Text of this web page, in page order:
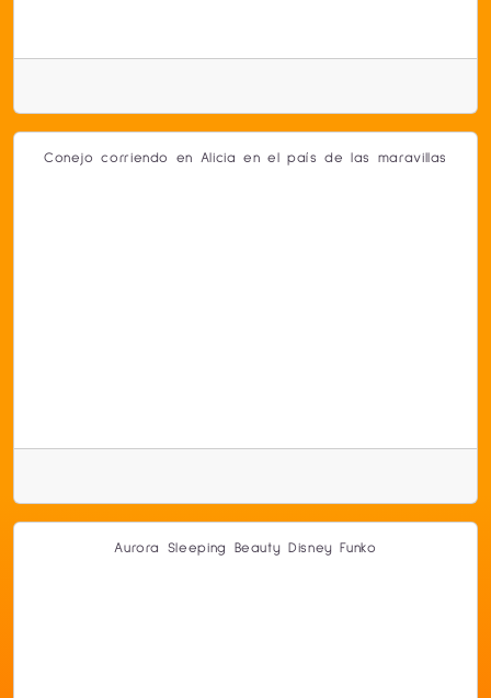
Conejo corriendo en Alicia en el país de las maravillas
Aurora Sleeping Beauty Disney Funko